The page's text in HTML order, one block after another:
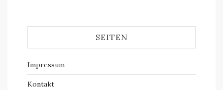
SEITEN
Impressum
Kontakt